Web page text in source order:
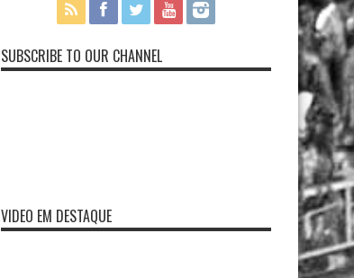
SUBSCRIBE TO OUR CHANNEL
VIDEO EM DESTAQUE